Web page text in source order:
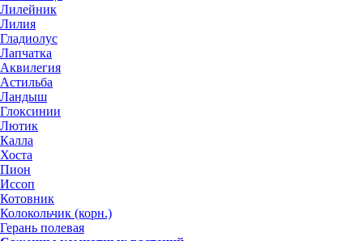
Лилейник
Лилия
Гладиолус
Лапчатка
Аквилегия
Астильба
Ландыш
Глоксинии
Лютик
Калла
Хоста
Пион
Иссоп
Котовник
Колокольчик (корн.)
Герань полевая